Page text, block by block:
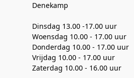
Denekamp
Dinsdag 13.00 -17.00 uur
Woensdag 10.00 - 17.00 uur
Donderdag 10.00 - 17.00 uur
Vrijdag 10.00 - 17.00 uur
Zaterdag 10.00 - 16.00 uur